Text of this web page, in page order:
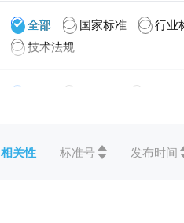
全部 国家标准
行业
技术法规
相关性 标准号 发布时间